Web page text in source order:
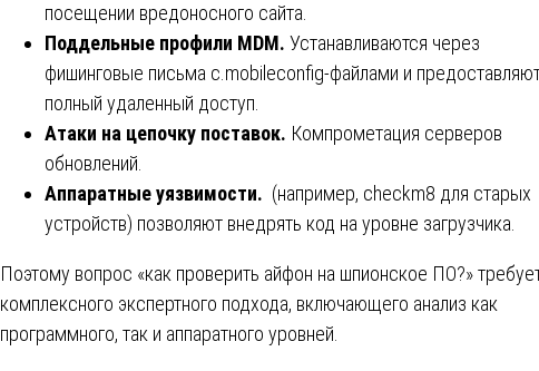
посещении вредоносного сайта.
Поддельные профили MDM. Устанавливаются через
фишинговые письма с.mobileconfig-файлами и
полный удаленный доступ.
Атаки на цепочку поставок. Компрометация серверов
обновлений.
Аппаратные уязвимости. (например, checkm8 для старых
устройств) позволяют внедрять код на уровне загрузчика.
Поэтому вопрос «как проверить айфон на шпионское ПО?»
комплексного экспертного подхода, включающего анализ как
программного, так и аппаратного уровней.